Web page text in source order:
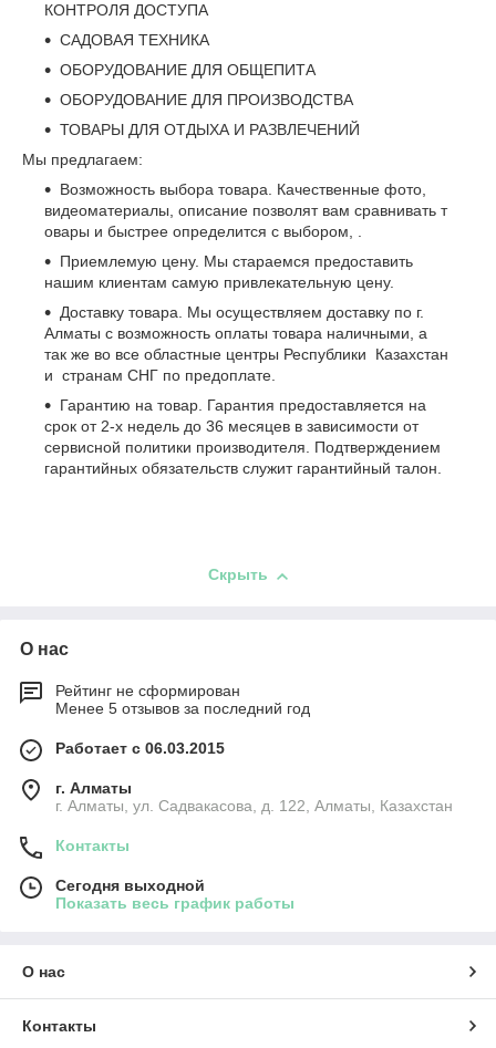
КОНТРОЛЯ ДОСТУПА
САДОВАЯ ТЕХНИКА
ОБОРУДОВАНИЕ ДЛЯ ОБЩЕПИТА
ОБОРУДОВАНИЕ ДЛЯ ПРОИЗВОДСТВА
ТОВАРЫ ДЛЯ ОТДЫХА И РАЗВЛЕЧЕНИЙ
Мы предлагаем:
Возможность выбора товара. Качественные фото,
видеоматериалы, описание позволят вам сравнивать т
овары и быстрее определится с выбором, .
Приемлемую цену. Мы стараемся предоставить
нашим клиентам самую привлекательную цену.
Доставку товара. Мы осуществляем доставку по г.
Алматы с возможность оплаты товара наличными, а
так же во все областные центры Республики Казахстан
и странам СНГ по предоплате.
Гарантию на товар. Гарантия предоставляется на
срок от 2-х недель до 36 месяцев в зависимости от
сервисной политики производителя. Подтверждением
гарантийных обязательств служит гарантийный талон.
Скрыть
О нас
Рейтинг не сформирован
Менее 5 отзывов за последний год
Работает с 06.03.2015
г. Алматы
г. Алматы, ул. Садвакасова, д. 122, Алматы, Казахстан
Контакты
Сегодня выходной
Показать весь график работы
О нас
Контакты